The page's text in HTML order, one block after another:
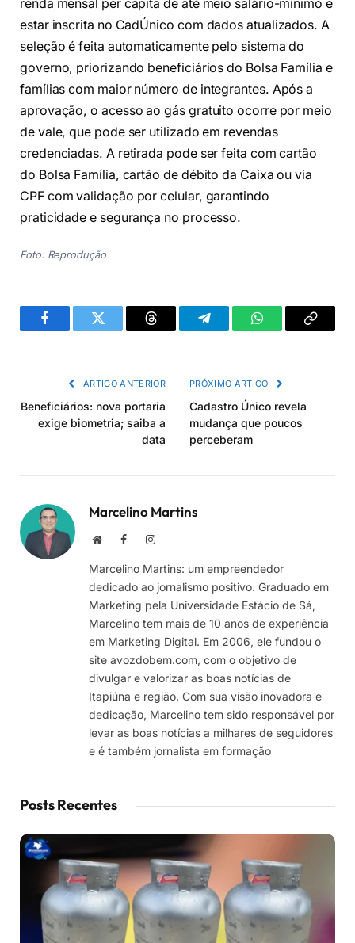
renda mensal per capita de até meio salário-mínimo e
estar inscrita no CadÚnico com dados atualizados. A
seleção é feita automaticamente pelo sistema do
governo, priorizando beneficiários do Bolsa Família e
famílias com maior número de integrantes. Após a
aprovação, o acesso ao gás gratuito ocorre por meio
de vale, que pode ser utilizado em revendas
credenciadas. A retirada pode ser feita com cartão
do Bolsa Família, cartão de débito da Caixa ou via
CPF com validação por celular, garantindo
praticidade e segurança no processo.
Foto: Reprodução
FacebookTwitter Threads TelegramWhatsAppCopiar
ARTIGO ANTERIOR
Beneficiários: nova portaria
exige biometria; saiba a
data
PRÓXIMO ARTIGO
Cadastro Único revela
mudança que poucos
perceberam
Marcelino Martins
Site FacebookInstagram
Marcelino Martins: um empreendedor
dedicado ao jornalismo positivo. Graduado em
Marketing pela Universidade Estácio de Sá,
Marcelino tem mais de 10 anos de experiência
em Marketing Digital. Em 2006, ele fundou o
site avozdobem.com, com o objetivo de
divulgar e valorizar as boas notícias de
Itapiúna e região. Com sua visão inovadora e
dedicação, Marcelino tem sido responsável por
levar as boas notícias a milhares de seguidores
e é também jornalista em formação
Posts Recentes